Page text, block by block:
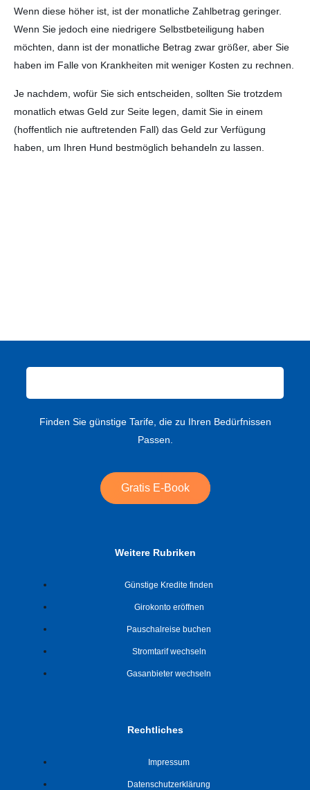
Wenn diese höher ist, ist der monatliche Zahlbetrag geringer.
Wenn Sie jedoch eine niedrigere Selbstbeteiligung haben
möchten, dann ist der monatliche Betrag zwar größer, aber Sie
haben im Falle von Krankheiten mit weniger Kosten zu rechnen.
Je nachdem, wofür Sie sich entscheiden, sollten Sie trotzdem
monatlich etwas Geld zur Seite legen, damit Sie in einem
(hoffentlich nie auftretenden Fall) das Geld zur Verfügung
haben, um Ihren Hund bestmöglich behandeln zu lassen.
Finden Sie günstige Tarife, die zu Ihren Bedürfnissen
Passen.
Gratis E-Book
Weitere Rubriken
Günstige Kredite finden
Girokonto eröffnen
Pauschalreise buchen
Stromtarif wechseln
Gasanbieter wechseln
Rechtliches
Impressum
Datenschutzerklärung